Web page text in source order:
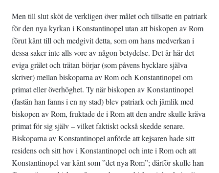
Men till slut sköt de verkligen över målet och tillsatte en patriark
för den nya kyrkan i Konstantinopel utan att biskopen av Rom
förut känt till och medgivit detta, som om hans medverkan i
dessa saker inte alls vore av någon betydelse. Det är här det
eviga grälet och trätan börjar (som påvens hycklare själva
skriver) mellan biskoparna av Rom och Konstantinopel om
primat eller överhöghet. Ty när biskopen av Konstantinopel
(fastän han fanns i en ny stad) blev patriark och jämlik med
biskopen av Rom, fruktade de i Rom att den andre skulle kräva
primat för sig själv – vilket faktiskt också skedde senare.
Biskoparna av Konstantinopel anförde att kejsaren hade sitt
residens och sitt hov i Konstantinopel och inte i Rom och att
Konstantinopel var känt som ”det nya Rom”; därför skulle han